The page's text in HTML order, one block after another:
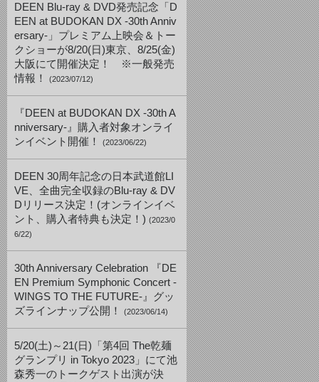
DEEN Blu-ray & DVD発売記念「D
EEN at BUDOKAN DX -30th Anniv
ersary-」プレミアム上映会＆トー
クショーが8/20(日)東京、8/25(金)
大阪にて開催決定！ ※一般発売
情報！
(2023/07/12)
『DEEN at BUDOKAN DX -30th A
nniversary-』購入者対象オンライ
ンイベント開催！
(2023/06/22)
DEEN 30周年記念の日本武道館LI
VE、全曲完全収録のBlu-ray & DV
Dリリース決定！(オンラインイベ
ント、購入者特典も決定！) (2023/0
6/22)
30th Anniversary Celebration 『DE
EN Premium Symphonic Concert -
WINGS TO THE FUTURE-』グッ
ズラインナップ公開！
(2023/06/14)
5/20(土)～21(日)「第4回 The乾麺
グランプリ in Tokyo 2023」にて池
森秀一のトークゲスト出演が決